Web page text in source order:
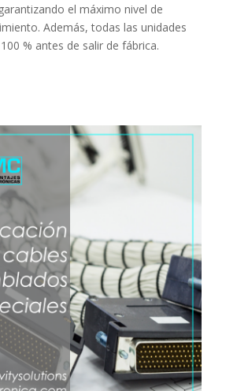
el máximo nivel de
Además, todas las unidades
% antes de salir de fábrica.